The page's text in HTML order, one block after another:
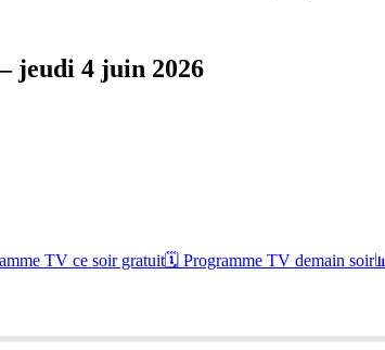
jeudi 4 juin 2026
TV ce soir gratuit🗓 Programme TV demain soir